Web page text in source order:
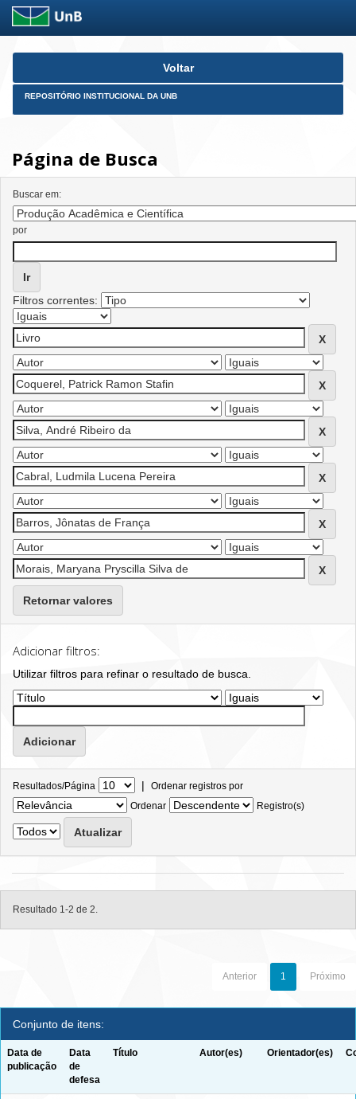
Skip
Voltar
REPOSITÓRIO INSTITUCIONAL DA UNB
Página de Busca
Buscar em:
por
Filtros correntes:
Retornar valores
Adicionar filtros:
Utilizar filtros para refinar o resultado de busca.
Resultados/Página | Ordenar registros por
Ordenar
Registro(s)
Resultado 1-2 de 2.
Anterior 1 Próximo
Conjunto de itens:
Data de
publicação
Data
de
defesa
Título Autor(es) Orientador(es)